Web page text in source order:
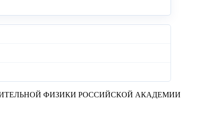
ФИЗИКИ РОССИЙСКОЙ АКАДЕМИИ